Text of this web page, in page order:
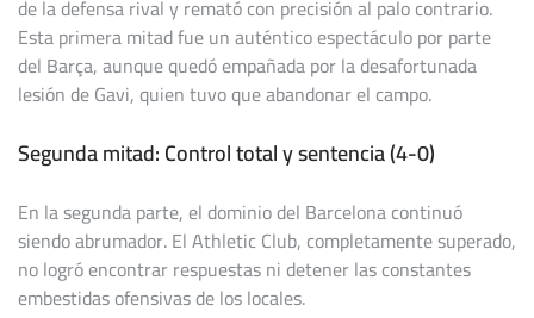
de la defensa rival y remató con precisión al palo contrario.
Esta primera mitad fue un auténtico espectáculo por parte
del Barça, aunque quedó empañada por la desafortunada
lesión de Gavi, quien tuvo que abandonar el campo.
Segunda mitad: Control total y sentencia (4-0)
En la segunda parte, el dominio del Barcelona continuó
siendo abrumador. El Athletic Club, completamente superado,
no logró encontrar respuestas ni detener las constantes
embestidas ofensivas de los locales.